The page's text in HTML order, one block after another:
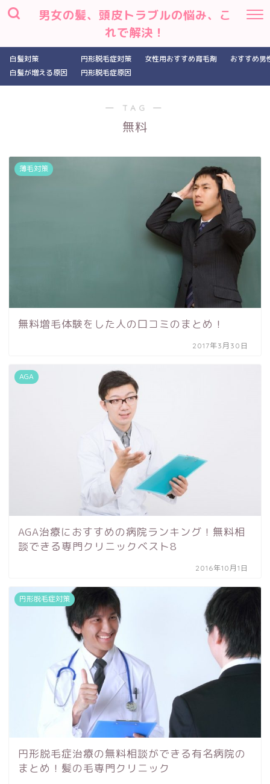
男女の髪、頭皮トラブルの悩み、こ
れで解決！
白髪対策
白髪が増える原因
円形脱毛症対策
円形脱毛症原因
女性用おすすめ育毛剤 おすすめ男
― TAG ―
無料
薄毛対策
無料増毛体験をした人の口コミのまとめ！
2017年3月30日
AGA
AGA治療におすすめの病院ランキング！無料相
談できる専門クリニックベスト8
2016年10月1日
円形脱毛症対策
円形脱毛症治療の無料相談ができる有名病院の
まとめ！髪の毛専門クリニック